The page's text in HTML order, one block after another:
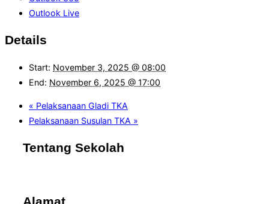
Outlook Live
Details
Start: November 3, 2025 @ 08:00
End: November 6, 2025 @ 17:00
« Pelaksanaan Gladi TKA
Pelaksanaan Susulan TKA »
Tentang Sekolah